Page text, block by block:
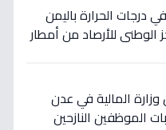
درجات الحرارة باليمن
الوطني للأرصاد من أمطار
المالية في عدن
الموظفين النازحين